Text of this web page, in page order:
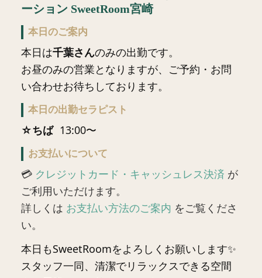
ーション SweetRoom宮崎
本日のご案内
本日は千葉さんのみの出勤です。
お昼のみの営業となりますが、ご予約・お問
い合わせお待ちしております。
本日の出勤セラピスト
☆ちば 13:00〜
お支払いについて
💳 クレジットカード・キャッシュレス決済 が
ご利用いただけます。
詳しくは お支払い方法のご案内 をご覧くださ
い。
本日もSweetRoomをよろしくお願いします✨
スタッフ一同、清潔でリラックスできる空間